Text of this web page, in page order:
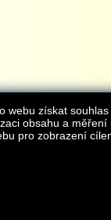
webu získat
obsahu a
pro zobrazení